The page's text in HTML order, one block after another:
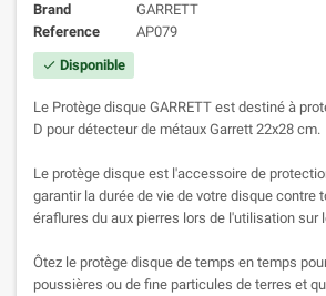
Brand
GARRETT
Reference
AP079
check Disponible
Le Protège disque GARRETT est destiné à
D pour détecteur de métaux Garrett 22x28 cm.
Le protège disque est l'accessoire de
garantir la durée de vie de votre disque contre
éraflures du aux pierres lors de l'utilisation sur
Ôtez le protège disque de temps en temps
poussières ou de fine particules de terres et